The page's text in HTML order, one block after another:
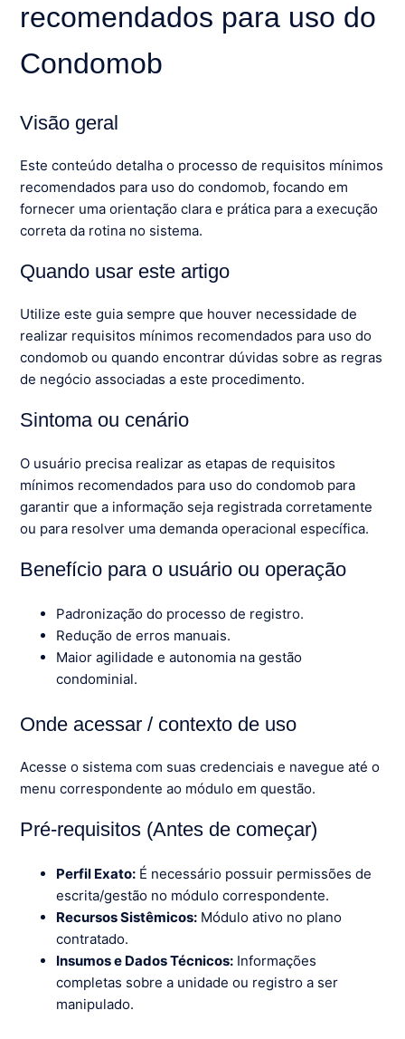
recomendados para uso do
Condomob
Visão geral
Este conteúdo detalha o processo de requisitos mínimos
recomendados para uso do condomob, focando em
fornecer uma orientação clara e prática para a execução
correta da rotina no sistema.
Quando usar este artigo
Utilize este guia sempre que houver necessidade de
realizar requisitos mínimos recomendados para uso do
condomob ou quando encontrar dúvidas sobre as regras
de negócio associadas a este procedimento.
Sintoma ou cenário
O usuário precisa realizar as etapas de requisitos
mínimos recomendados para uso do condomob para
garantir que a informação seja registrada corretamente
ou para resolver uma demanda operacional específica.
Benefício para o usuário ou operação
Padronização do processo de registro.
Redução de erros manuais.
Maior agilidade e autonomia na gestão
condominial.
Onde acessar / contexto de uso
Acesse o sistema com suas credenciais e navegue até o
menu correspondente ao módulo em questão.
Pré-requisitos (Antes de começar)
Perfil Exato: É necessário possuir permissões de
escrita/gestão no módulo correspondente.
Recursos Sistêmicos: Módulo ativo no plano
contratado.
Insumos e Dados Técnicos: Informações
completas sobre a unidade ou registro a ser
manipulado.